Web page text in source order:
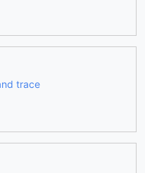
trace